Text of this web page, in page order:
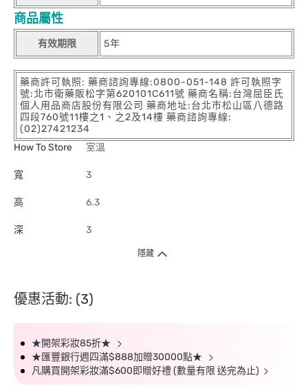
商品屬性
有效期限 5年
藥商許可執照: 藥商諮詢專線:0800-051-148 許可執照字
號:北市衛藥販松字第620101C611號 藥商名稱:台灣屈臣氏
個人用品商店股份有限公司 藥商地址:台北市松山區八德路
四段760號11樓之1、之2及14樓 藥商諮詢專線:
(02)27421234
How To Store
室溫
寬 3
高 6.3
深 3
隱藏
優惠活動: (3)
★開架彩妝85折★
★匯豐銀行週四滿$888加贈30000點★
凡購買開架彩妝滿$600即贈好禮 (數量有限 送完為止)